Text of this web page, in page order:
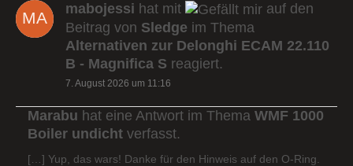
mabojessi hat mit
auf den
Beitrag von Sledge im Thema
Alternativen zur Delonghi ECAM 22.110
B - Magnifica S reagiert.
7. August 2026 um 11:16
Marabu hat eine Antwort im Thema WMF 1000
Boiler undicht verfasst.
[…] Yup, das wars! Danke für den Hinweis auf den O-Ring.